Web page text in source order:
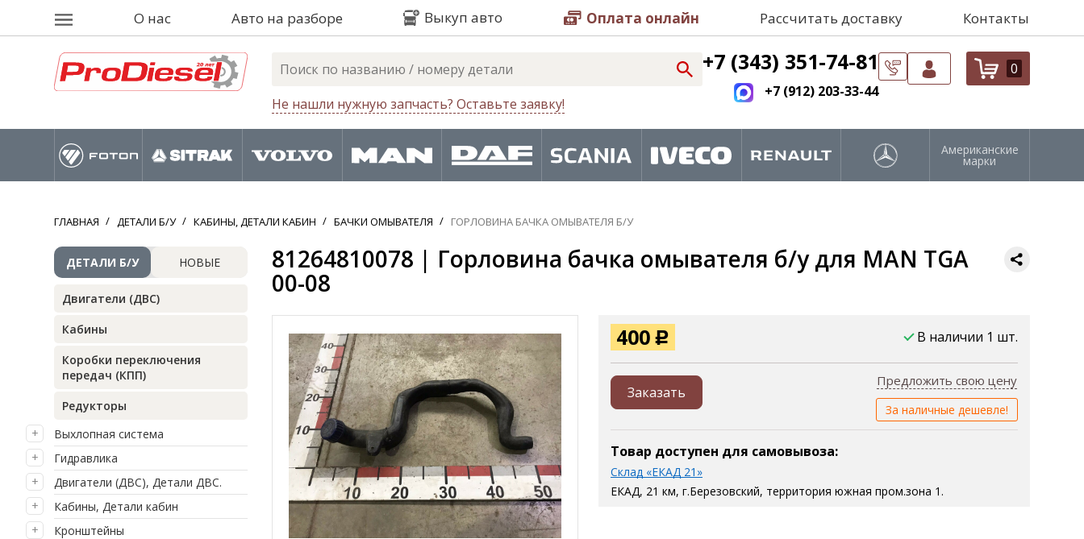
О нас Авто на разборе Выкуп авто Оплата онлайн Рассчитать доставку Контакты
Не нашли нужную запчасть? Оставьте заявку!
+7 (343) 351-74-81
+7 (912) 203-33-44
0
Американские
марки
ГЛАВНАЯ ДЕТАЛИ Б/У КАБИНЫ, ДЕТАЛИ КАБИН БАЧКИ ОМЫВАТЕЛЯ ГОРЛОВИНА БАЧКА ОМЫВАТЕЛЯ Б/У
ДЕТАЛИ Б/У НОВЫЕ
Двигатели (ДВС)
Кабины
Коробки переключения
передач (КПП)
Редукторы
Выхлопная система
Гидравлика
Двигатели (ДВС), Детали ДВС.
Кабины, Детали кабин
Кронштейны
81264810078 | Горловина бачка омывателя б/у для MAN TGA
00-08
400 Р В наличии 1 шт.
Заказать
Предложить свою цену
За наличные дешевле!
Товар доступен для самовывоза:
Склад «ЕКАД 21»
ЕКАД, 21 км, г.Березовский, территория южная пром.зона 1.